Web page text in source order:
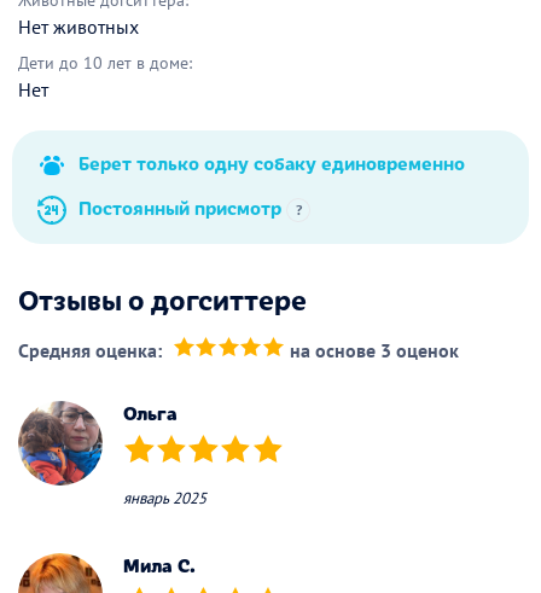
Нет животных
Дети до 10 лет в доме:
Нет
Берет только одну собаку единовременно
Постоянный присмотр
?
Отзывы о догситтере
Средняя оценка: на основе 3 оценок
Ольга
(*) (*) (*) (*) (*)
январь 2025
Мила С.